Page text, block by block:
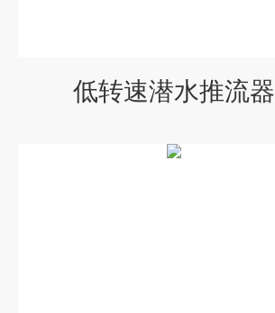
低转速潜水推流器